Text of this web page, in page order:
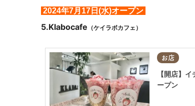
2024年7月17日(水)オープン
5.Klabocafe （ケイラボカフェ）
お店
【開店】
ープン